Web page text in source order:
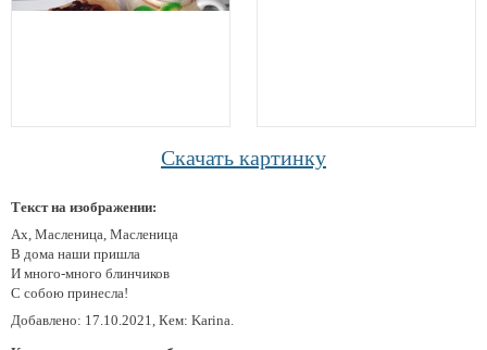
Скачать картинку
Текст на изображении:
Ах, Масленица, Масленица
В дома наши пришла
И много-много блинчиков
С собою принесла!
Добавлено: 17.10.2021, Кем: Karina.